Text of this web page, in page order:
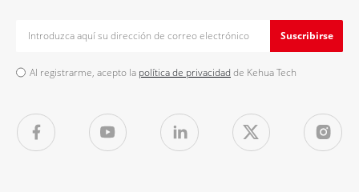
Suscribirse
Al registrarme, acepto la política de privacidad de Kehua Tech